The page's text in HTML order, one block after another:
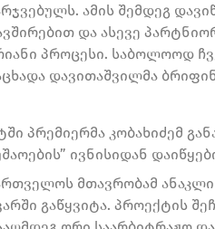
ამის შემდეგ
და ასევე
პროცესი. საბოლოოდ
დავითაშვილმა
პრემიერმა კობახიძემ
ივნისიდან
მთავრობამ
გაწყვიტა. პროექტის